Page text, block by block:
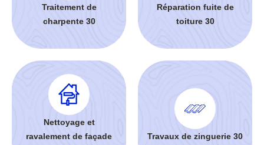
Traitement de
charpente 30
Réparation fuite de
toiture 30
Nettoyage et
ravalement de façade
Travaux de zinguerie 30